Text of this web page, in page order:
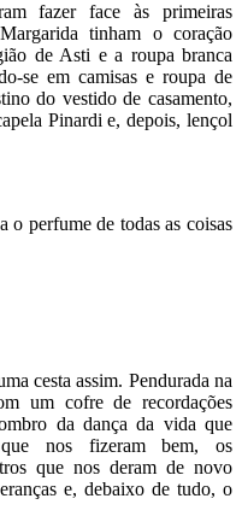
fazer face às primeiras
tinham o coração
de Asti e a roupa branca
se em camisas e roupa de
do vestido de casamento,
Pinardi e, depois, lençol
o perfume de todas as coisas
cesta assim. Pendurada na
um cofre de recordações
da dança da vida que
que nos fizeram bem, os
que nos deram de novo
e, debaixo de tudo, o